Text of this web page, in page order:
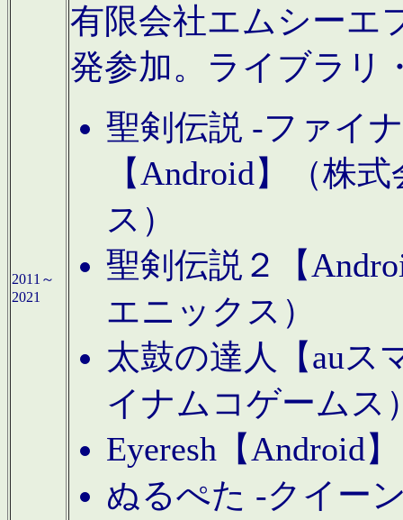
2011～
2021
有限会社エムシーエ
発参加。ライブラリ
聖剣伝説 -ファイ
【Android】（株
ス）
聖剣伝説２【
エニックス）
太鼓の達人【auス
イナムコゲームス
Eyeresh【Android
ぬるぺた -クイー